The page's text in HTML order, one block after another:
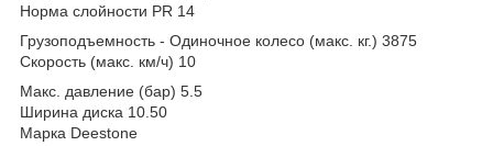
Норма слойности PR 14
Грузоподъемность - Одиночное колесо (макс. кг.) 3875
Скорость (макс. км/ч) 10
Макс. давление (бар) 5.5
Ширина диска 10.50
Марка Deestone